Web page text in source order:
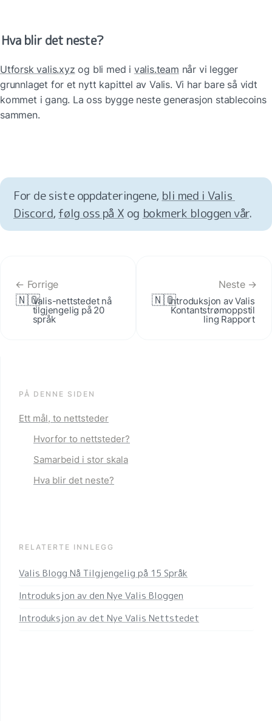
Hva blir det neste?
Utforsk valis.xyz og bli med i valis.team når vi legger
grunnlaget for et nytt kapittel av Valis. Vi har bare så vidt
kommet i gang. La oss bygge neste generasjon stablecoins
sammen.
For de siste oppdateringene, bli med i Valis
Discord, følg oss på X og bokmerk bloggen vår.
← Forrige
🇳🇴Valis-nettstedet nå
tilgjengelig på 20
språk
Neste →
🇳🇴Introduksjon av Valis
Kontantstrømoppstil
ling Rapport
PÅ DENNE SIDEN
Ett mål, to nettsteder
Hvorfor to nettsteder?
Samarbeid i stor skala
Hva blir det neste?
RELATERTE INNLEGG
Valis Blogg Nå Tilgjengelig på 15 Språk
Introduksjon av den Nye Valis Bloggen
Introduksjon av det Nye Valis Nettstedet